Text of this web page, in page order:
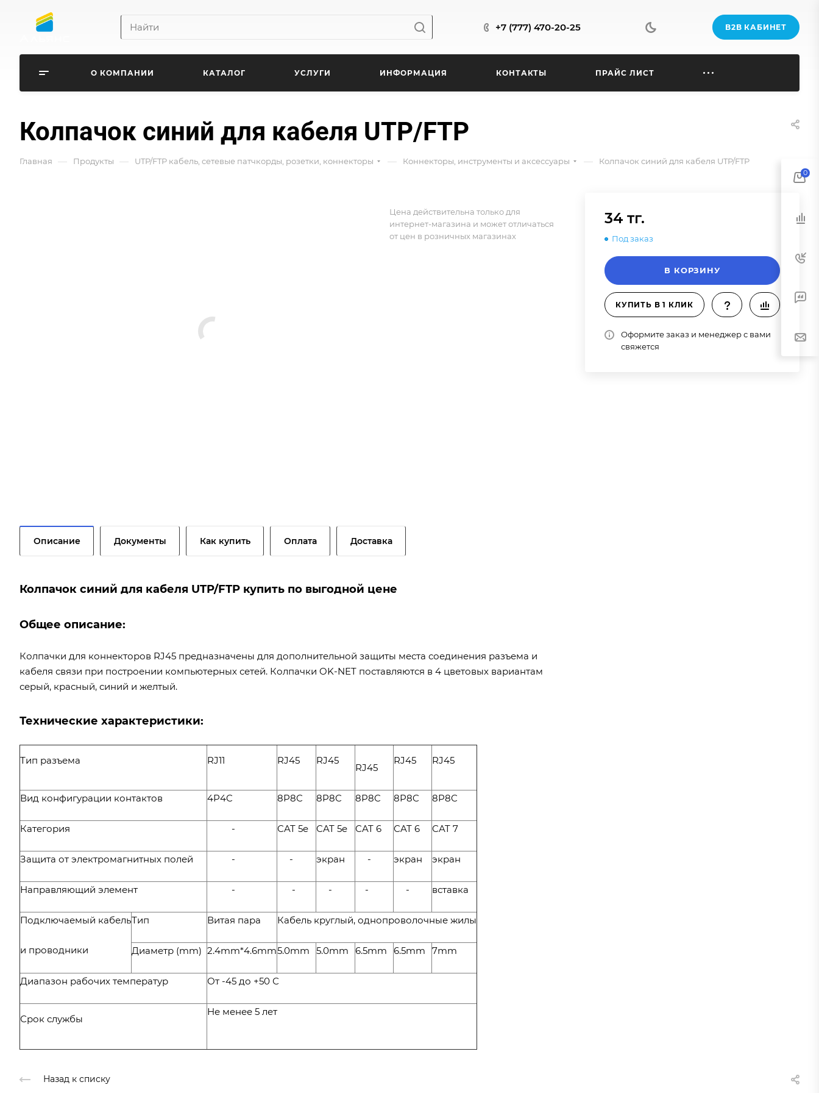
+7 (777) 470-20-25 B2B КАБИНЕТ
О КОМПАНИИ КАТАЛОГ УСЛУГИ ИНФОРМАЦИЯ КОНТАКТЫ ПРАЙС ЛИСТ
Колпачок синий для кабеля UTP/FTP
Главная — Продукты — UTP/FTP кабель, сетевые патчкорды, розетки, коннекторы — Коннекторы, инструменты и аксессуары — Колпачок синий для кабеля UTP/FTP
34 тг.
Под заказ
В КОРЗИНУ
КУПИТЬ В 1 КЛИК
Оформите заказ и менеджер с вами
свяжется
Цена действительна только для
интернет-магазина и может отличаться
от цен в розничных магазинах
Описание Документы Как купить Оплата Доставка
Колпачок синий для кабеля UTP/FTP купить по выгодной цене
Общее описание:
Колпачки для коннекторов RJ45 предназначены для дополнительной защиты места соединения разъема и
кабеля связи при построении компьютерных сетей. Колпачки OK-NET поставляются в 4 цветовых вариантам
серый, красный, синий и желтый.
Технические характеристики:
Тип разъема RJ11 RJ45 RJ45
RJ45
RJ45 RJ45
Вид конфигурации контактов 4P4C 8P8C 8P8C 8P8C 8P8C 8P8C
Категория - CAT 5e CAT 5e CAT 6 CAT 6 CAT 7
Защита от электромагнитных полей - - экран - экран экран
Направляющий элемент - - - - - вставка
Подключаемый кабель
и проводники
Тип Витая пара Кабель круглый, однопроволочные жилы
Диаметр (mm) 2.4mm*4.6mm5.0mm 5.0mm 6.5mm 6.5mm 7mm
Диапазон рабочих температур От -45 до +50 С
Срок службы
Не менее 5 лет
Назад к списку
0